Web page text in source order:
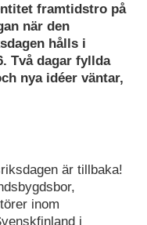
framtidstro på
när den
hålls i
Två dagar fyllda
nya idéer väntar,
är tillbaka!
inom
i